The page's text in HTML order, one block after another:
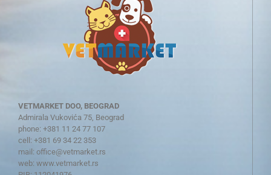
VETMARKET DOO, BEOGRAD
Admirala Vukovića 75, Beograd
phone: +381 11 24 77 107
cell: +381 69 34 22 353
mail: office@vetmarket.rs
web: www.vetmarket.rs